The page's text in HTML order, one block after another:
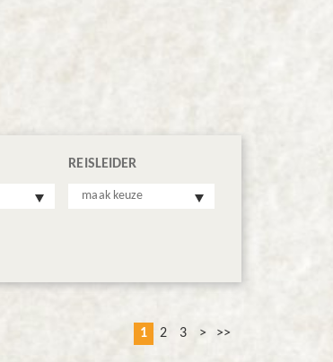
REISLEIDER
maak keuze
1 2 3 > >>